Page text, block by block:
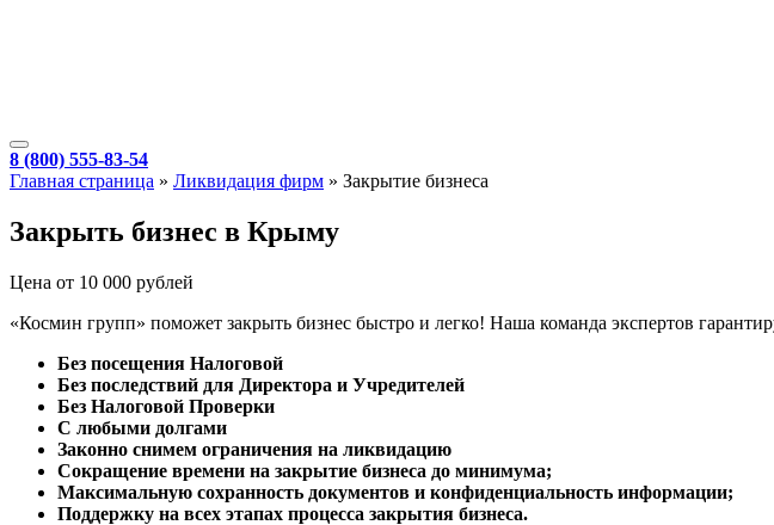
8 (800) 555-83-54
Главная страница » Ликвидация фирм » Закрытие бизнеса
Закрыть бизнес в Крыму
Цена от 10 000 рублей
«Космин групп» поможет закрыть бизнес быстро и легко! Наша команда экспертов
Без посещения Налоговой
Без последствий для Директора и Учредителей
Без Налоговой Проверки
С любыми долгами
Законно снимем ограничения на ликвидацию
Сокращение времени на закрытие бизнеса до минимума;
Максимальную сохранность документов и конфиденциальность информации;
Поддержку на всех этапах процесса закрытия бизнеса.